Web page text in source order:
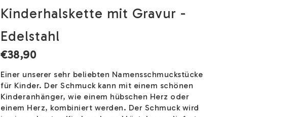
Kinderhalskette mit Gravur -
Edelstahl
€38,90
Einer unserer sehr beliebten Namensschmuckstücke
für Kinder. Der Schmuck kann mit einem schönen
Kinderanhänger, wie einem hübschen Herz oder
einem Herz, kombiniert werden. Der Schmuck wird